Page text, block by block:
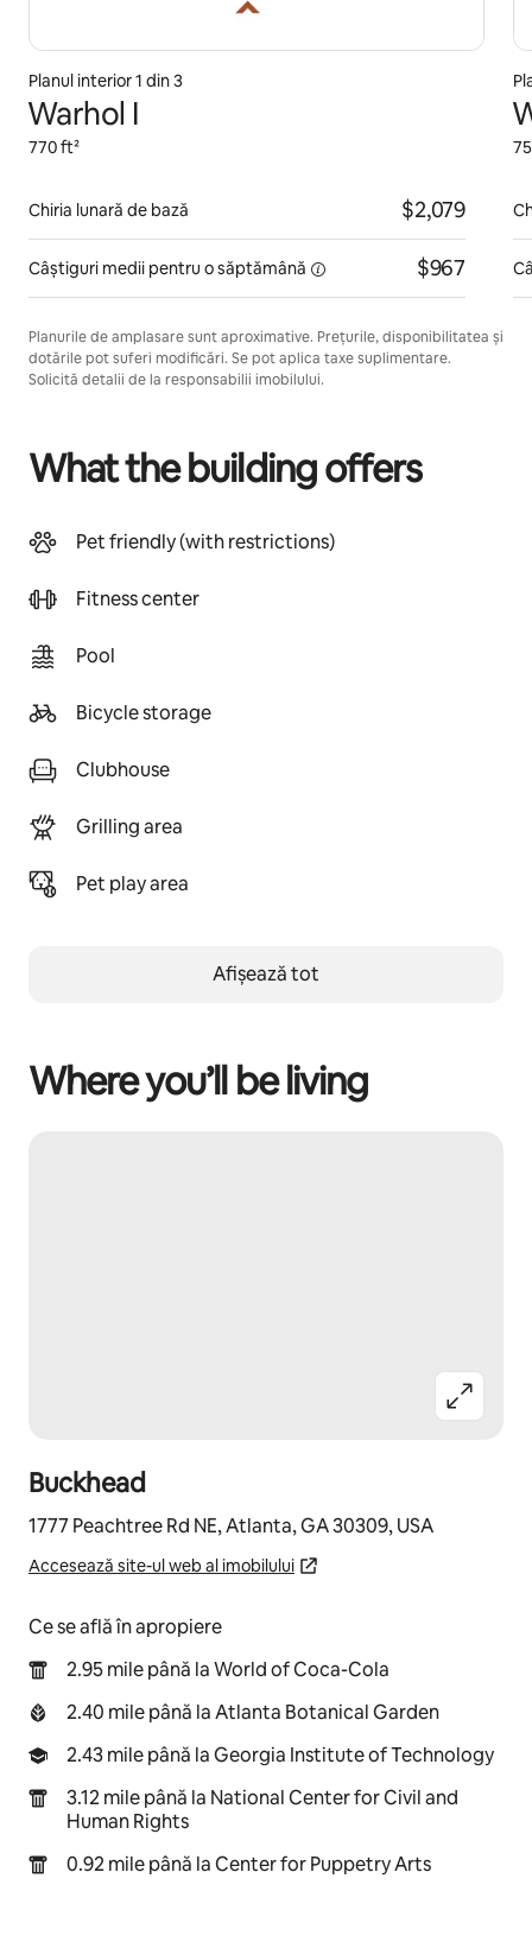
Planul interior 1 din 3
Warhol I
770 ft²
Chiria lunară de bază $2,079
Câștiguri medii pentru o săptămână $967
Planurile de amplasare sunt aproximative. Prețurile, disponibilitatea și
dotările pot suferi modificări. Se pot aplica taxe suplimentare.
Solicită detalii de la responsabilii imobilului.
What the building offers
Pet friendly (with restrictions)
Fitness center
Pool
Bicycle storage
Clubhouse
Grilling area
Pet play area
Afișează tot
Where you’ll be living
Buckhead
1777 Peachtree Rd NE, Atlanta, GA 30309, USA
Accesează site-ul web al imobilului
Ce se află în apropiere
2.95 mile până la World of Coca-Cola
2.40 mile până la Atlanta Botanical Garden
2.43 mile până la Georgia Institute of Technology
3.12 mile până la National Center for Civil and
Human Rights
0.92 mile până la Center for Puppetry Arts